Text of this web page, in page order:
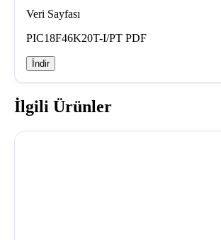
Veri Sayfası
PIC18F46K20T-I/PT PDF
İndir
İlgili Ürünler